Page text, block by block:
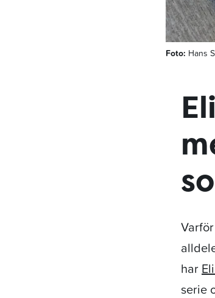
Foto: Hans
har
serie